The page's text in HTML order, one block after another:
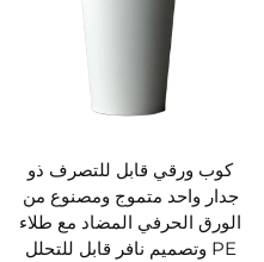
كوب ورقي قابل للتصرف ذو
جدار واحد متموج ومصنوع من
الورق الحرفي المضاد مع طلاء
PE وتصميم نافر قابل للتحلل